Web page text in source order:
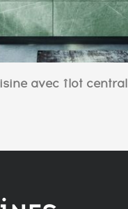
avec îlot central